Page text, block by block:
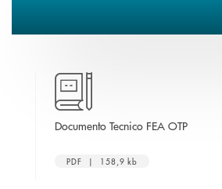
Documento Tecnico FEA OTPapre
PDF | 158,9 kb